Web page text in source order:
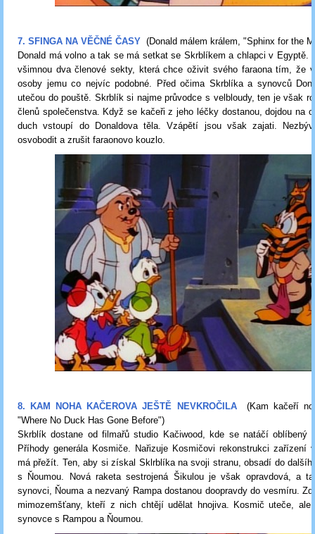
7. SFINGA NA VĚČNÉ ČASY (Donald málem králem, "Sphinx for the
Donald má volno a tak se má setkat se Skrblíkem a chlapci v Egyptě.
všimnou dva členové sekty, která chce oživit svého faraona tím, že
osoby jemu co nejvíc podobné. Před očima Skrblíka a synovců
utečou do pouště. Skrblík si najme průvodce s velbloudy, ten je však
členů společenstva. Když se kačeři z jeho léčky dostanou, dojdou na
duch vstoupí do Donaldova těla. Vzápětí jsou však zajati.
osvobodit a zrušit faraonovo kouzlo.
8. KAM NOHA KAČEROVA JEŠTĚ NEVKROČILA(Kam kačeří
"Where No Duck Has Gone Before")
Skrblík dostane od filmařů studio Kačiwood, kde se natáčí oblíbený
Příhody generála Kosmiče. Nařizuje Kosmičovi rekonstrukci zařízení
má přežít. Ten, aby si získal Sklrblíka na svoji stranu, obsadí do
s Ňoumou. Nová raketa sestrojená Šikulou je však opravdová, a
synovci, Ňouma a nezvaný Rampa dostanou doopravdy do vesmíru.
mimozemšťany, kteří z nich chtějí udělat hnojiva. Kosmič uteče, ale
synovce s Rampou a Ňoumou.